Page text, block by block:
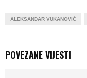
ALEKSANDAR VUKANOVIĆ
POVEZANE VIJESTI